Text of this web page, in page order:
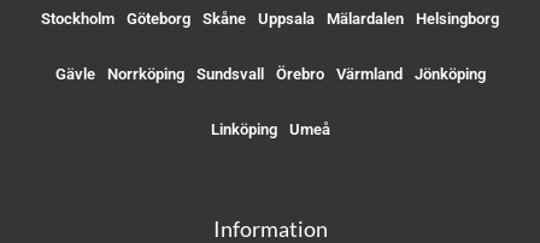
Stockholm Göteborg Skåne Uppsala Mälardalen Helsingborg
Gävle Norrköping Sundsvall Örebro Värmland Jönköping
Linköping Umeå
Information